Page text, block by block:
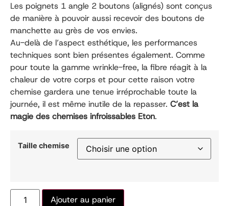
Les poignets 1 angle 2 boutons (alignés) sont conçus
de manière à pouvoir aussi recevoir des boutons de
manchette au grès de vos envies.
Au-delà de l’aspect esthétique, les performances
techniques sont bien présentes également. Comme
pour toute la gamme wrinkle-free, la fibre réagit à la
chaleur de votre corps et pour cette raison votre
chemise gardera une tenue irréprochable toute la
journée, il est même inutile de la repasser. C’est la
magie des chemises infroissables Eton.
Taille chemise
Ajouter au panier